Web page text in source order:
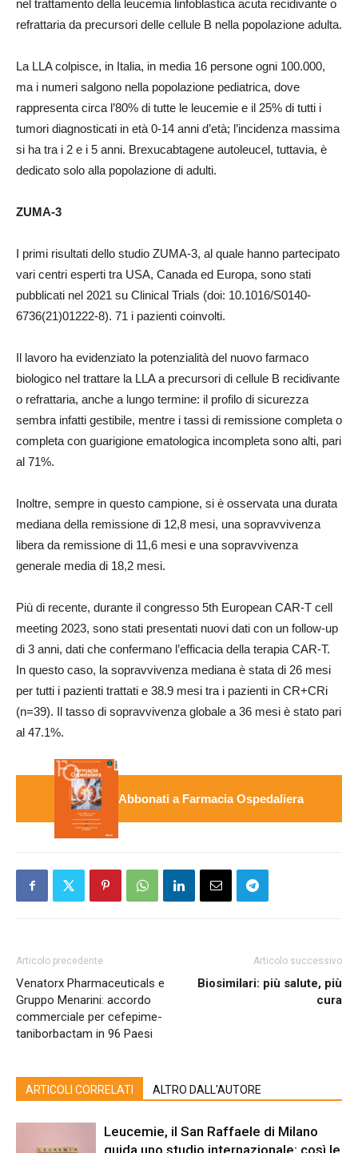
nel trattamento della leucemia linfoblastica acuta recidivante o
refrattaria da precursori delle cellule B nella popolazione adulta.
La LLA colpisce, in Italia, in media 16 persone ogni 100.000,
ma i numeri salgono nella popolazione pediatrica, dove
rappresenta circa l’80% di tutte le leucemie e il 25% di tutti i
tumori diagnosticati in età 0-14 anni d’età; l’incidenza massima
si ha tra i 2 e i 5 anni. Brexucabtagene autoleucel, tuttavia, è
dedicato solo alla popolazione di adulti.
ZUMA-3
I primi risultati dello studio ZUMA-3, al quale hanno partecipato
vari centri esperti tra USA, Canada ed Europa, sono stati
pubblicati nel 2021 su Clinical Trials (doi: 10.1016/S0140-
6736(21)01222-8). 71 i pazienti coinvolti.
Il lavoro ha evidenziato la potenzialità del nuovo farmaco
biologico nel trattare la LLA a precursori di cellule B recidivante
o refrattaria, anche a lungo termine: il profilo di sicurezza
sembra infatti gestibile, mentre i tassi di remissione completa o
completa con guarigione ematologica incompleta sono alti, pari
al 71%.
Inoltre, sempre in questo campione, si è osservata una durata
mediana della remissione di 12,8 mesi, una sopravvivenza
libera da remissione di 11,6 mesi e una sopravvivenza
generale media di 18,2 mesi.
Più di recente, durante il congresso 5th European CAR-T cell
meeting 2023, sono stati presentati nuovi dati con un follow-up
di 3 anni, dati che confermano l’efficacia della terapia CAR-T.
In questo caso, la sopravvivenza mediana è stata di 26 mesi
per tutti i pazienti trattati e 38.9 mesi tra i pazienti in CR+CRi
(n=39). Il tasso di sopravvivenza globale a 36 mesi è stato pari
al 47.1%.
Abbonati a Farmacia Ospedaliera
Articolo precedente
Venatorx Pharmaceuticals e
Gruppo Menarini: accordo
commerciale per cefepime-
taniborbactam in 96 Paesi
Articolo successivo
Biosimilari: più salute, più
cura
ARTICOLI CORRELATI ALTRO DALL'AUTORE
Leucemie, il San Raffaele di Milano